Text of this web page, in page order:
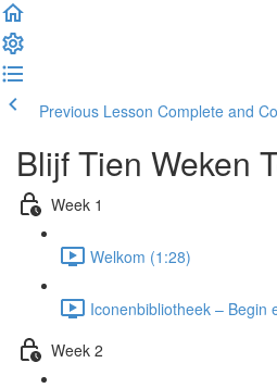
Previous Lesson Complete and
Blijf Tien Weken
Week 1
Welkom (1:28)
Iconenbibliotheek – Begin
Week 2